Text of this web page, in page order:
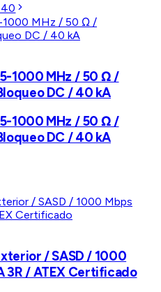
1000 MHz / 50 Ω /
DC / 40 kA
1000 MHz / 50 Ω /
DC / 40 kA
/ SASD / 1000
3R / ATEX Certificado